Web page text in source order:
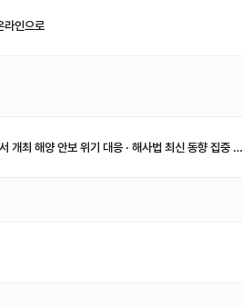
인으로
개최 해양 안보 위기 대응 · 해사법 최신 동향 집중 …